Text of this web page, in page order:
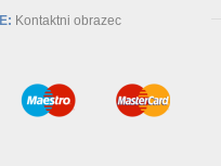
E: Kontaktni obrazec